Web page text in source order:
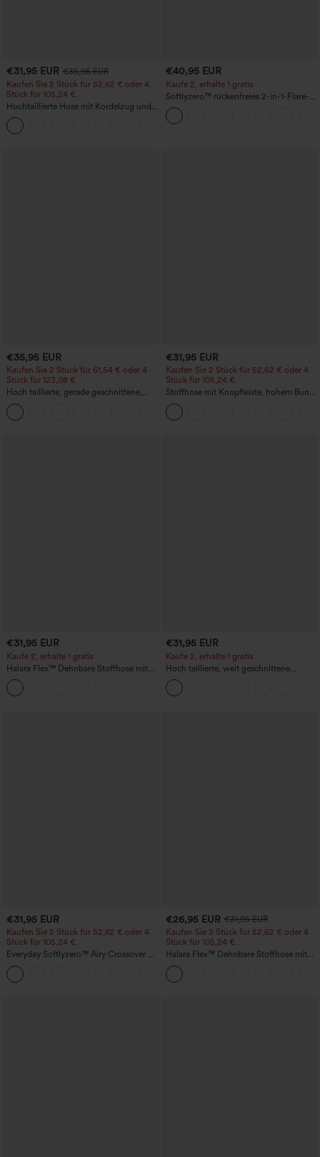
€31,95 EUR €35,95 EUR
Kaufen Sie 2 Stück für 52,62 € oder 4
Stück für 105,24 €.
Hochtaillierte Hose mit Kordelzug und
Taschen, weitem Bein, lässig und locker
in Leinenoptik
€40,95 EUR
Kaufe 2, erhalte 1 gratis
Softlyzero™ rückenfreies 2-in-1-Flare-
Trainingskleid – Wannabe – Easy Peezy
€35,95 EUR
Kaufen Sie 2 Stück für 61,54 € oder 4
Stück für 123,08 €.
Hoch taillierte, gerade geschnittene,
legere Leinen-Optik-Hose mit Taschen
€31,95 EUR
Kaufen Sie 2 Stück für 52,62 € oder 4
Stück für 105,24 €.
Stoffhose mit Knopfleiste, hohem Bund,
mehreren Taschen und geradem Bein
€31,95 EUR
Kaufe 2, erhalte 1 gratis
Halara Flex™ Dehnbare Stoffhose mit
hohem Bund und Seitentasche hinten
€31,95 EUR
Kaufe 2, erhalte 1 gratis
Hoch taillierte, weit geschnittene
Freizeithose aus Leinenmischung mit
Kordelzug und Taschen
€31,95 EUR
Kaufen Sie 2 Stück für 52,62 € oder 4
Stück für 105,24 €.
Everyday Softlyzero™ Airy Crossover 2-
in-1-Mini-Tennisrock mit Seitentaschen-
Lucid-UPF50+
€26,95 EUR €31,95 EUR
Kaufen Sie 2 Stück für 52,62 € oder 4
Stück für 105,24 €.
Halara Flex™ Dehnbare Stoffhose mit
hohem Bund, Waffelmuster,
Seitentaschen und weitem Bein